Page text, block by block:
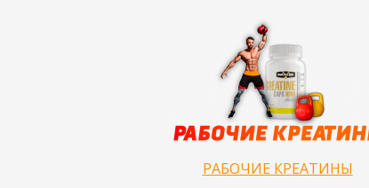
РАБОЧИЕ КРЕАТИНЫ